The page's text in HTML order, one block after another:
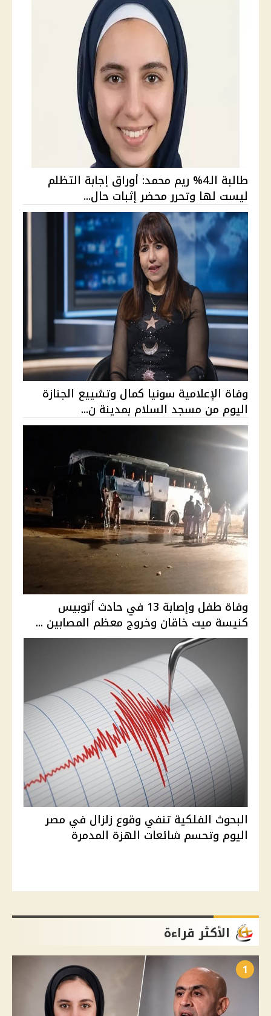
طالبة الـ4% ريم محمد: أوراق إجابة التظلم
ليست لها وتحرر محضر إثبات حال...
وفاة الإعلامية سونيا كمال وتشييع الجنازة
اليوم من مسجد السلام بمدينة ن...
وفاة طفل وإصابة 13 في حادث أتوبيس
كنيسة ميت خاقان وخروج معظم المصابين ...
البحوث الفلكية تنفي وقوع زلزال في مصر
اليوم وتحسم شائعات الهزة المدمرة
الأكثر قراءة
1